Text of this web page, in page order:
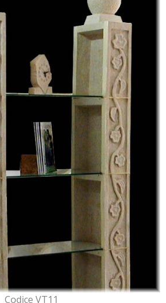
Codice VT11